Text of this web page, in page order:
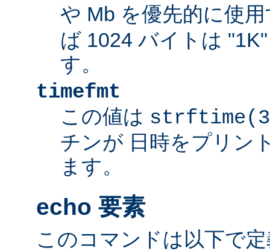
や Mb を優先的に使
ば 1024 バイトは
す。
timefmt
この値は
チンが 日時をプリン
ます。
echo 要素
このコマンドは以下で